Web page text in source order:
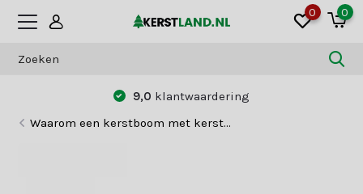
0 0
Betaal zoals jij dat wilt:vooraf of achteraf
Waarom een kerstboom met kerst...